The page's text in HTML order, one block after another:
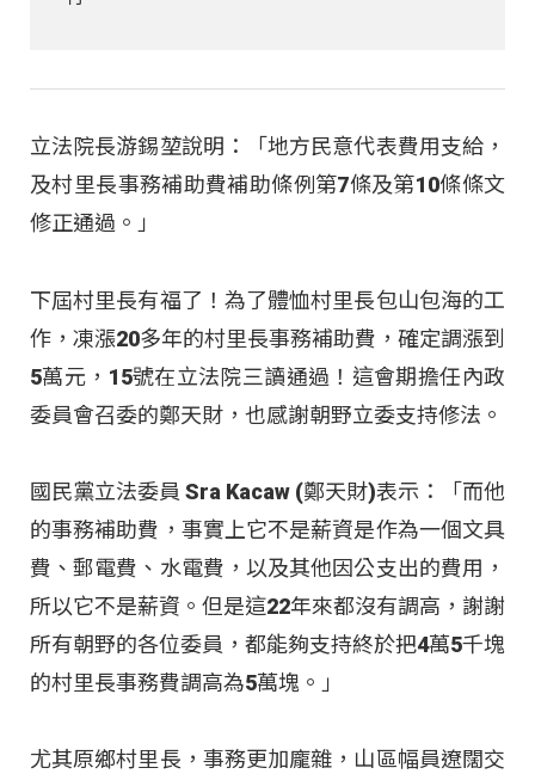
立法院長游錫堃說明：「地方民意代表費用支給，
及村里長事務補助費補助條例第7條及第10條條文
修正通過。」
下屆村里長有福了！為了體恤村里長包山包海的工
作，凍漲20多年的村里長事務補助費，確定調漲到
5萬元，15號在立法院三讀通過！這會期擔任內政
委員會召委的鄭天財，也感謝朝野立委支持修法。
國民黨立法委員 Sra Kacaw (鄭天財)表示：「而他
的事務補助費，事實上它不是薪資是作為一個文具
費、郵電費、水電費，以及其他因公支出的費用，
所以它不是薪資。但是這22年來都沒有調高，謝謝
所有朝野的各位委員，都能夠支持終於把4萬5千塊
的村里長事務費調高為5萬塊。」
尤其原鄉村里長，事務更加龐雜，山區幅員遼闊交